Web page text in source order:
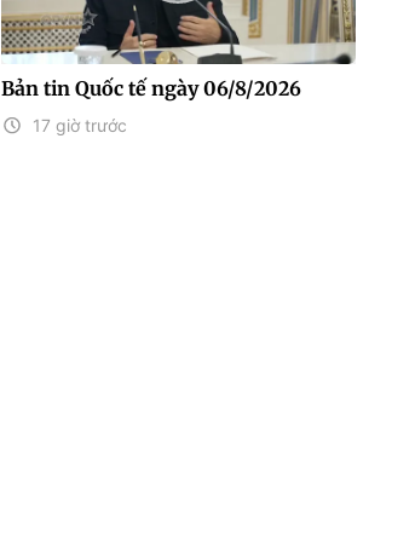
Bản tin Quốc tế ngày 06/8/2026
17 giờ trước